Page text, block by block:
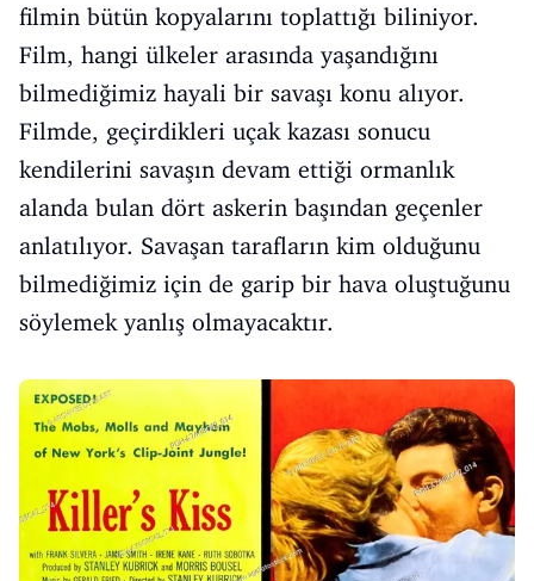
filmin bütün kopyalarını toplattığı biliniyor.
Film, hangi ülkeler arasında yaşandığını
bilmediğimiz hayali bir savaşı konu alıyor.
Filmde, geçirdikleri uçak kazası sonucu
kendilerini savaşın devam ettiği ormanlık
alanda bulan dört askerin başından geçenler
anlatılıyor. Savaşan tarafların kim olduğunu
bilmediğimiz için de garip bir hava oluştuğunu
söylemek yanlış olmayacaktır.